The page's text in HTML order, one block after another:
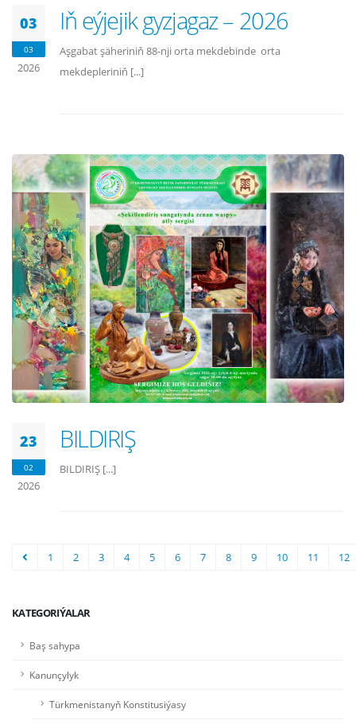
03
03
2026
Iň eýjejik gyzjagaz – 2026
Aşgabat şäheriniň 88-nji orta mekdebinde orta
mekdepleriniň [...]
23
02
2026
BILDIRIŞ
BILDIRIŞ [...]
1 2 3 4 5 6 7 8 9 10 11 12
KATEGORIÝALAR
Baş sahypa
Kanunçylyk
Türkmenistanyň Konstitusiýasy